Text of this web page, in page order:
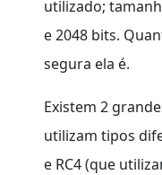
utilizado;
e 2048 bits.
segura ela é.
Existem 2
utilizam tipos
e RC4 (que